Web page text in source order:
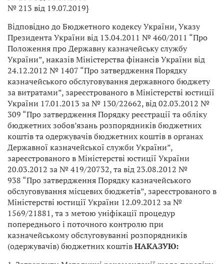
№ 213 від 19.07.2019}
Відповідно до Бюджетного кодексу України, Указу
Президента України від 13.04.2011 № 460/2011 “Про
Положення про Державну казначейську службу
України”, наказів Міністерства фінансів України від
24.12.2012 № 1407 “Про затвердження Порядку
казначейського обслуговування державного бюджету
за витратами”, зареєстрованого в Міністерстві юстиції
України 17.01.2013 за № 130/22662, від 02.03.2012 №
309 “Про затвердження Порядку реєстрації та обліку
бюджетних зобов’язань розпорядників бюджетних
коштів та одержувачів бюджетних коштів в органах
Державної казначейської служби України”,
зареєстрованого в Міністерстві юстиції України
20.03.2012 за № 419/20732, та від 23.08.2012 №
938 “Про затвердження Порядку казначейського
обслуговування місцевих бюджетів”, зареєстрованого в
Міністерстві юстиції України 12.09.2012 за №
1569/21881, та з метою уніфікації процедур
попереднього і поточного контролю при
казначейському обслуговуванні розпорядників
(одержувачів) бюджетних коштівНАКАЗУЮ: